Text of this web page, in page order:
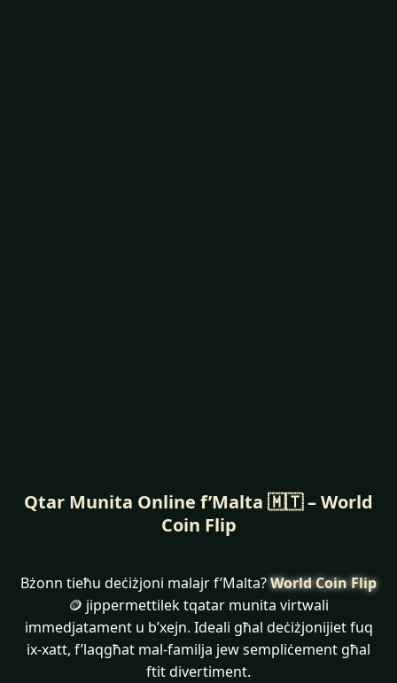
Qtar Munita Online f’Malta 🇲🇹 – World
Coin Flip
Bżonn tieħu deċiżjoni malajr f’Malta?World Coin Flip
🪙 jippermettilek tqatar munita virtwali
immedjatament u b’xejn. Ideali għal deċiżjonijiet fuq
ix-xatt, f’laqgħat mal-familja jew sempliċement għal
ftit divertiment.